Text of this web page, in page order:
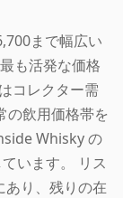
まで幅広い
も活発な価格
コレクター需
の飲用価格帯を
Whisky の
います。 リス
あり、残りの在